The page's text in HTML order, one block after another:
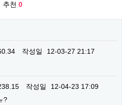
추천 0
작성일
12-03-27 21:17
작성일
12-04-23 17:09
?